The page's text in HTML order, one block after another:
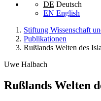
DE Deutsch
EN English
Stiftung Wissenschaft
Publikationen
Rußlands Welten des
Uwe Halbach
Rußlands Welten